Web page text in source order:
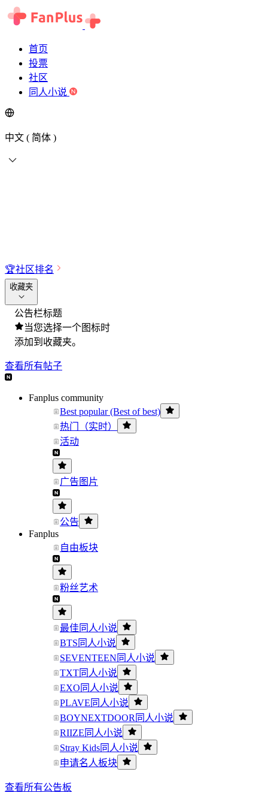
首页
投票
社区
同人小说
中文 ( 简体 )
🏆社区排名
收藏夹
公告栏标题
当您选择一个图标时
添加到收藏夹。
查看所有帖子
Fanplus community
Best popular (Best of best)
热门（实时）
活动
广告图片
公告
Fanplus
自由板块
粉丝艺术
最佳同人小说
BTS同人小说
SEVENTEEN同人小说
TXT同人小说
EXO同人小说
PLAVE同人小说
BOYNEXTDOOR同人小说
RIIZE同人小说
Stray Kids同人小说
申请名人板块
查看所有公告板